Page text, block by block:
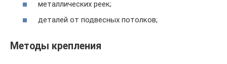
металлических реек;
деталей от подвесных потолков;
Методы крепления